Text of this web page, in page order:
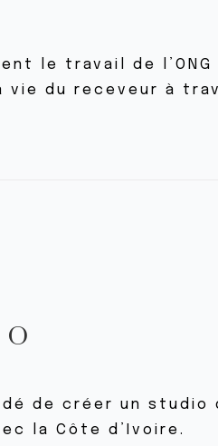
le travail de l’ONG
du receveur à
de créer un studio
la Côte d’Ivoire.